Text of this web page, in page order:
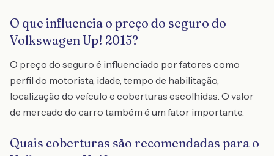
O que influencia o preço do seguro do
Volkswagen Up! 2015?
O preço do seguro é influenciado por fatores como
perfil do motorista, idade, tempo de habilitação,
localização do veículo e coberturas escolhidas. O valor
de mercado do carro também é um fator importante.
Quais coberturas são recomendadas para o